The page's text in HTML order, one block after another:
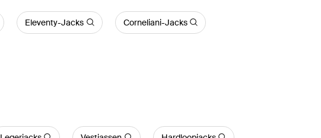
Eleventy-Jacks Corneliani-Jacks